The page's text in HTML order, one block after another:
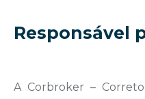
Responsável
A Corbroker –